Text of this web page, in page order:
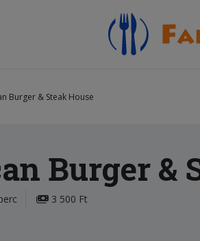
Burger & Steak House
Burger &
3 500 Ft